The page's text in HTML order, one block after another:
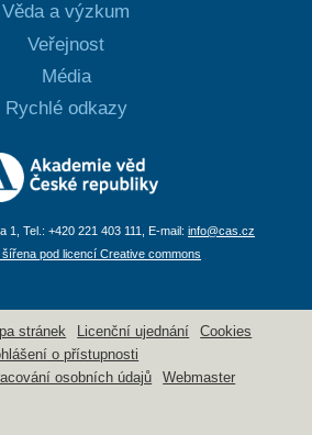
Věda a výzkum
Veřejnost
Média
Rychlé odkazy
1, Tel.: +420 221 403 111, E-mail: info@cas.cz
pod licencí Creative commons
stránek Licenční ujednání
Cookies
o přístupnosti
osobních údajů
Webmaster